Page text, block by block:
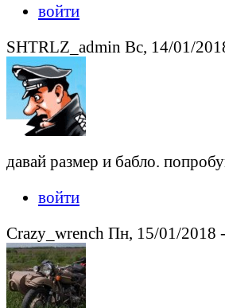
войти
SHTRLZ_admin Вс, 14/01/
давай размер и бабло.
войти
Crazy_wrench Пн, 15/01/2018